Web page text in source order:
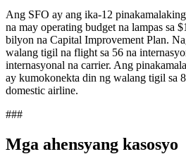
Ang SFO ay ang ika-12
na may operating budget na lampas sa
bilyon na Capital Improvement Plan.
walang tigil na flight sa 56 na
internasyonal na carrier. Ang
ay kumokonekta din ng walang tigil sa
domestic airline.
###
Mga ahensyang kasosyo